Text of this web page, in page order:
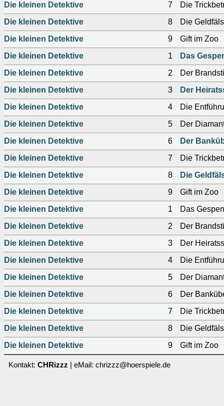
Die kleinen Detektive
7
Die
Die kleinen Detektive
8
Die
Die kleinen Detektive
9
Gift im Zoo
Die kleinen Detektive
1
Das
Die kleinen Detektive
2
Der
Die kleinen Detektive
3
Der
Die kleinen Detektive
4
Die
Die kleinen Detektive
5
Der
Die kleinen Detektive
6
Der
Die kleinen Detektive
7
Die
Die kleinen Detektive
8
Die
Die kleinen Detektive
9
Gift im Zoo
Die kleinen Detektive
1
Das
Die kleinen Detektive
2
Der
Die kleinen Detektive
3
Der
Die kleinen Detektive
4
Die
Die kleinen Detektive
5
Der
Die kleinen Detektive
6
Der
Die kleinen Detektive
7
Die
Die kleinen Detektive
8
Die
Die kleinen Detektive
9 Gift im Zoo
Kontakt: CHRizzz | eMail: chrizzz@hoerspiele.de